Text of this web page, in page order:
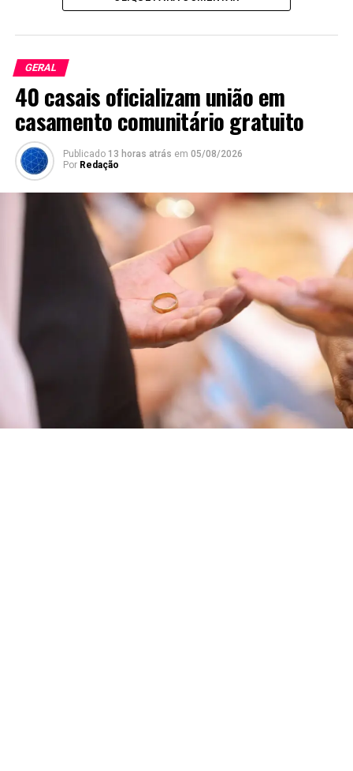
GERAL
40 casais oficializam união em
casamento comunitário gratuito
Publicado 13 horas atrás em 05/08/2026
Por Redação